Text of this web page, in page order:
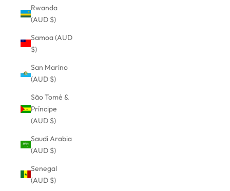
Rwanda
(AUD $)
Samoa (AUD
$)
San Marino
(AUD $)
São Tomé &
Príncipe
(AUD $)
Saudi Arabia
(AUD $)
Senegal
(AUD $)